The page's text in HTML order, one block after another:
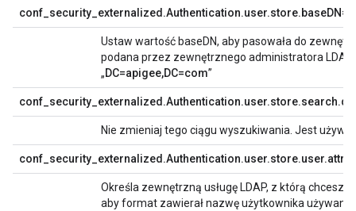
conf_security_externalized.Authentication.user.store.baseDN=
Ustaw wartość baseDN, aby pasowała do
podana przez zewnętrznego administratora
„DC=apigee,DC=com”
Nie zmieniaj tego ciągu wyszukiwania. Jest
Określa zewnętrzną usługę LDAP, z którą chcesz
aby format zawierał nazwę użytkownika